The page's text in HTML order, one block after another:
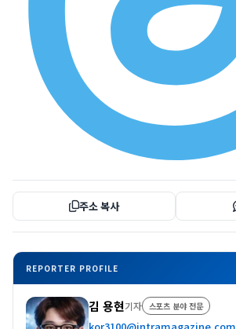
주소 복사
REPORTER PROFILE
김 용현기자 스포츠 분야 전문